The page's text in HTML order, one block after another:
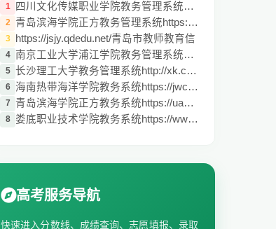
1 四川文化传媒职业学院教务管理系统http://1
2 青岛滨海学院正方教务管理系统https://uap.
3 https://jsjy.qdedu.net/青岛市教师教育信
4 南京工业大学浦江学院教务管理系统https://
5 长沙理工大学教务管理系统http://xk.csust.
6 海南热带海洋学院教务系统https://jwc.hnto
7 青岛滨海学院正方教务系统https://uap.qdbh
8 娄底职业技术学院教务系统https://www.ldzy
高考服务导航
快速进入分数线、成绩查询、志愿填报、录取